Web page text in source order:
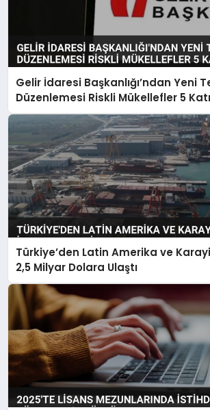
Gelir İdaresi Başkanlığı’ndan Yeni
Düzenlemesi Riskli Mükellefler 5
Verecek
Türkiye’den Latin Amerika ve
2,5 Milyar Dolara Ulaştı